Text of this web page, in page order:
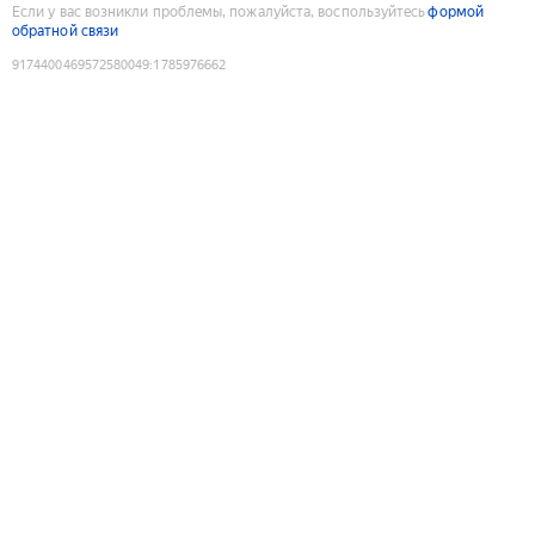
Если у вас возникли проблемы, пожалуйста, воспользуйтесьформой
обратной связи
9174400469572580049:1785976662